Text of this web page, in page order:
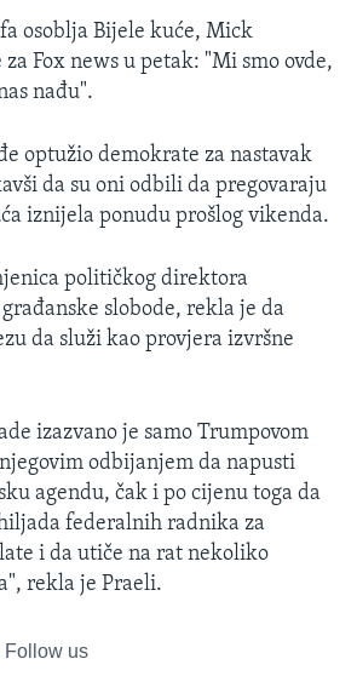
osoblja Bijele kuće, Mick
Fox news u petak: "Mi smo ovde,
nađu".
optužio demokrate za nastavak
da su oni odbili da pregovaraju
iznijela ponudu prošlog vikenda.
političkog direktora
slobode, rekla je da
da služi kao provjera izvršne
izazvano je samo Trumpovom
odbijanjem da napusti
agendu, čak i po cijenu toga da
federalnih radnika za
i da utiče na rat nekoliko
rekla je Praeli.
Follow us